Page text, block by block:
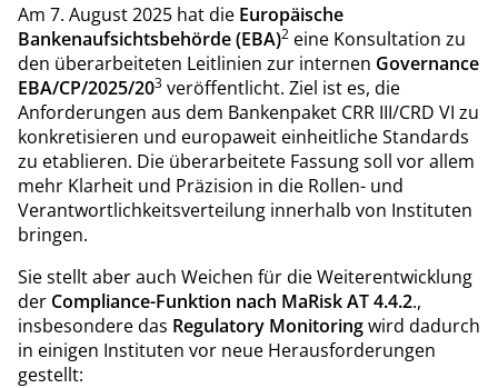
Am 7. August 2025 hat die Europäische
Bankenaufsichtsbehörde (EBA)2 eine Konsultation zu
den überarbeiteten Leitlinien zur internen Governance
EBA/CP/2025/203 veröffentlicht. Ziel ist es, die
Anforderungen aus dem Bankenpaket CRR III/CRD VI zu
konkretisieren und europaweit einheitliche Standards
zu etablieren. Die überarbeitete Fassung soll vor allem
mehr Klarheit und Präzision in die Rollen- und
Verantwortlichkeitsverteilung innerhalb von Instituten
bringen.
Sie stellt aber auch Weichen für die Weiterentwicklung
der Compliance-Funktion nach MaRisk AT 4.4.2.,
insbesondere das Regulatory Monitoringwird dadurch
in einigen Instituten vor neue Herausforderungen
gestellt: